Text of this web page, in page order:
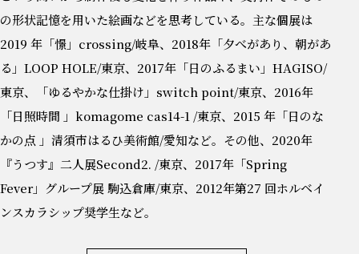
の形状記憶を用いた絵画などを思考している。主な個展は
2019 年「憬」crossing/岐阜、2018年「夕べがあり、朝があ
る」LOOP HOLE/東京、2017年「日のふるまい」HAGISO/
東京、「ゆるやかな仕掛け」switch point/東京、2016年
「日照時間 」komagome cas14-1 /東京、2015 年「日のな
かの点 」清須市はるひ美術館/愛知など。その他、2020年
『うつす』二人展Second2. /東京、2017年「Spring
Fever」グループ展 駒込倉庫/東京、2012年第27 回ホルベイ
ンスカラシップ奨学生など。